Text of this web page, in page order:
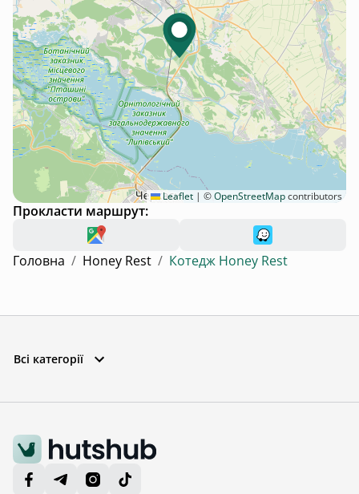
Leaflet | ©OpenStreetMapcontributors
Прокласти маршрут:
Головна / Honey Rest / Котедж Honey Rest
Всі категорії